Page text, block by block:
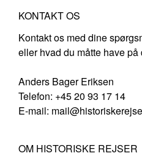
KONTAKT OS
Kontakt os med dine
eller hvad du måtte have
Anders Bager Eriksen
Telefon: +45 20 93 17 14
E-mail:
OM HISTORISKE REJSER